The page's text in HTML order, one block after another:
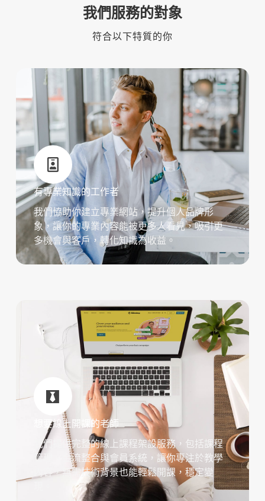
我們服務的對象
符合以下特質的你
有專業知識的工作者
我們協助你建立專業網站，提升個人品牌形
象，讓你的專業內容能被更多人看見，吸引更
多機會與客戶，轉化知識為收益。
想要線上開課的老師
我們提供完整的線上課程架設服務，包括課程
管理、金流整合與會員系統，讓你專注於教學
內容，無需技術背景也能輕鬆開課，穩定變